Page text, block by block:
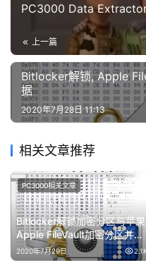
上一篇
Bitlocker解锁, Apple
据
2020年7月28日 11:13
相关文章推荐
Bitlocker解锁加密分区与苹果
Apple FileVault加密分区并进
行恢复数据过程
2020年7月29日
PC3000相关文章
PC3000相关文章